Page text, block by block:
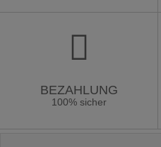
BEZAHLUNG
100% sicher